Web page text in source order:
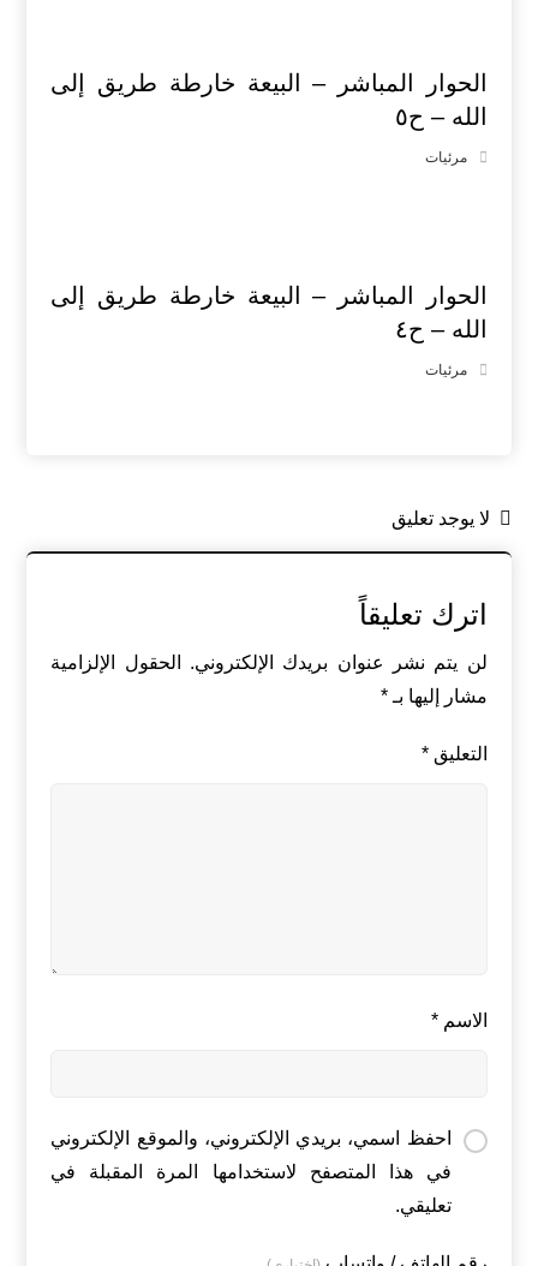
الحوار المباشر – البيعة خارطة طريق إلى
الله – ح٥
مرئيات
الحوار المباشر – البيعة خارطة طريق إلى
الله – ح٤
مرئيات
لا يوجد تعليق
اترك تعليقاً
لن يتم نشر عنوان بريدك الإلكتروني.
الحقول الإلزامية
مشار إليها بـ*
التعليق*
الاسم*
احفظ اسمي، بريدي الإلكتروني، والموقع الإلكتروني
في هذا المتصفح لاستخدامها المرة المقبلة في
تعليقي.